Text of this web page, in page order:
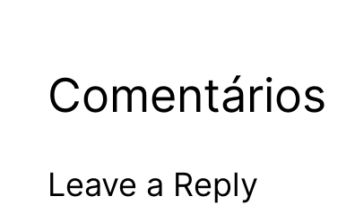
Comentários
Leave a Reply